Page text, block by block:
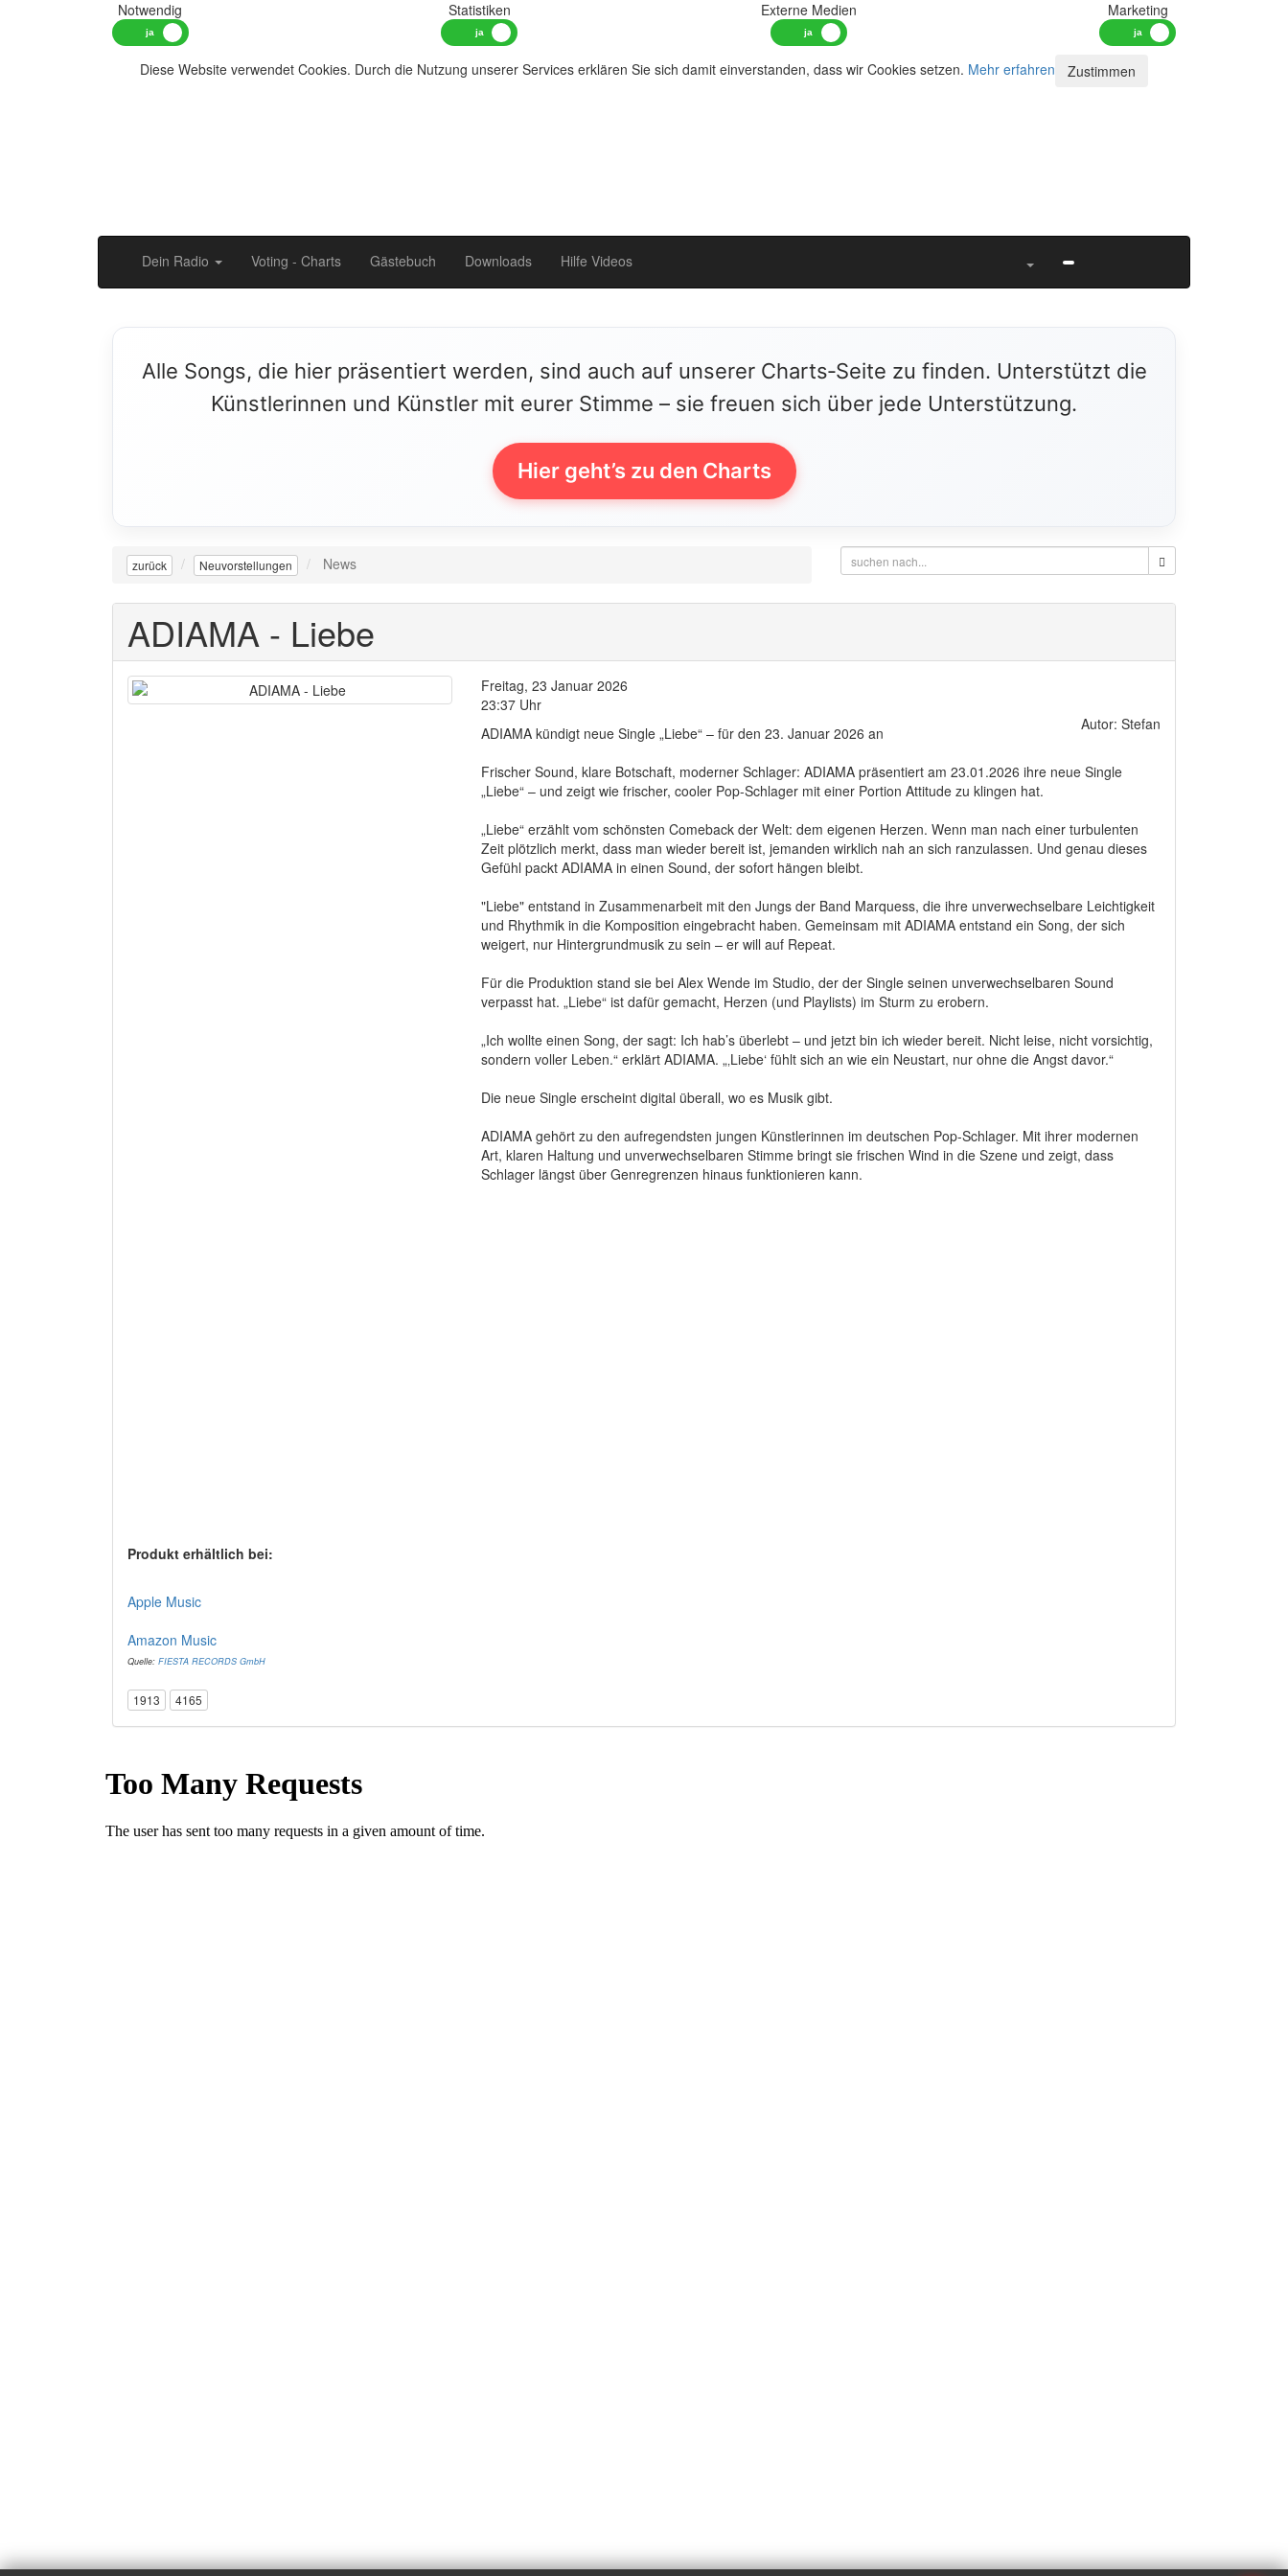
Notwendig Statistiken Externe Medien Marketing
Diese Website verwendet Cookies. Durch die Nutzung unserer Services erklären Sie sich damit einverstanden, dass wir Cookies setzen. Mehr erfahren Zustimmen
Dein Radio Voting - Charts Gästebuch Downloads Hilfe Videos
Alle Songs, die hier präsentiert werden, sind auch auf unserer Charts‑Seite zu finden. Unterstützt die
Künstlerinnen und Künstler mit eurer Stimme – sie freuen sich über jede Unterstützung.
Hier geht’s zu den Charts
zurück Neuvorstellungen News
ADIAMA - Liebe
Freitag, 23 Januar 2026
23:37 Uhr
Autor: Stefan
ADIAMA kündigt neue Single „Liebe“ – für den 23. Januar 2026 an
Frischer Sound, klare Botschaft, moderner Schlager: ADIAMA präsentiert am 23.01.2026 ihre neue Single
„Liebe“ – und zeigt wie frischer, cooler Pop-Schlager mit einer Portion Attitude zu klingen hat.
„Liebe“ erzählt vom schönsten Comeback der Welt: dem eigenen Herzen. Wenn man nach einer turbulenten
Zeit plötzlich merkt, dass man wieder bereit ist, jemanden wirklich nah an sich ranzulassen. Und genau dieses
Gefühl packt ADIAMA in einen Sound, der sofort hängen bleibt.
"Liebe" entstand in Zusammenarbeit mit den Jungs der Band Marquess, die ihre unverwechselbare Leichtigkeit
und Rhythmik in die Komposition eingebracht haben. Gemeinsam mit ADIAMA entstand ein Song, der sich
weigert, nur Hintergrundmusik zu sein – er will auf Repeat.
Für die Produktion stand sie bei Alex Wende im Studio, der der Single seinen unverwechselbaren Sound
verpasst hat. „Liebe“ ist dafür gemacht, Herzen (und Playlists) im Sturm zu erobern.
„Ich wollte einen Song, der sagt: Ich hab’s überlebt – und jetzt bin ich wieder bereit. Nicht leise, nicht vorsichtig,
sondern voller Leben.“ erklärt ADIAMA. „‚Liebe‘ fühlt sich an wie ein Neustart, nur ohne die Angst davor.“
Die neue Single erscheint digital überall, wo es Musik gibt.
ADIAMA gehört zu den aufregendsten jungen Künstlerinnen im deutschen Pop-Schlager. Mit ihrer modernen
Art, klaren Haltung und unverwechselbaren Stimme bringt sie frischen Wind in die Szene und zeigt, dass
Schlager längst über Genregrenzen hinaus funktionieren kann.
Produkt erhältlich bei:
Apple Music
Amazon Music
Quelle: FIESTA RECORDS GmbH
1913 4165